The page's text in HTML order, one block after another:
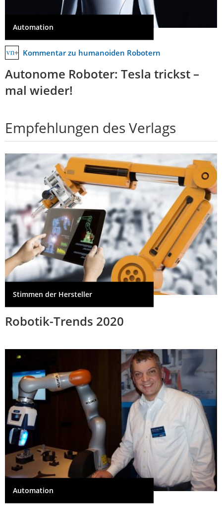
Automation
Kommentar zu humanoiden Robotern
Autonome Roboter: Tesla trickst –
mal wieder!
Empfehlungen des Verlags
Stimmen der Hersteller
Robotik-Trends 2020
Automation